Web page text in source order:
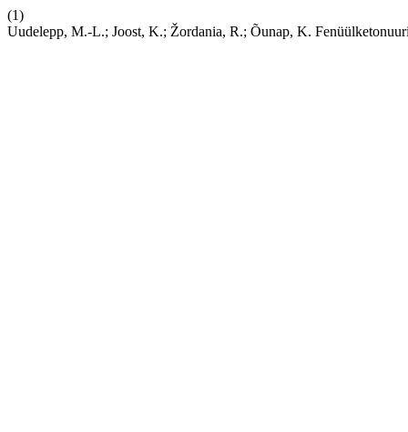
(1)
Uudelepp, M.-L.; Joost, K.; Žordania, R.; Õunap, K.